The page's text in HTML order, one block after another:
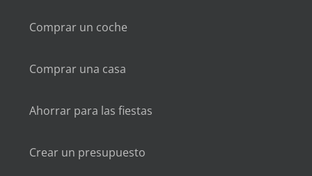
Comprar un coche
Comprar una casa
Ahorrar para las fiestas
Crear un presupuesto